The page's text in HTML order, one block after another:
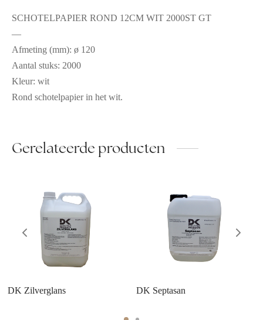
SCHOTELPAPIER ROND 12CM WIT 2000ST GT
—
Afmeting (mm): ø 120
Aantal stuks: 2000
Kleur: wit
Rond schotelpapier in het wit.
Gerelateerde producten
DK Zilverglans DK Septasan